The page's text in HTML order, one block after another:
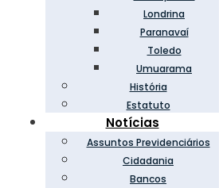
Londrina
Paranavaí
Toledo
Umuarama
História
Estatuto
Notícias
Assuntos Previdenciários
Cidadania
Bancos